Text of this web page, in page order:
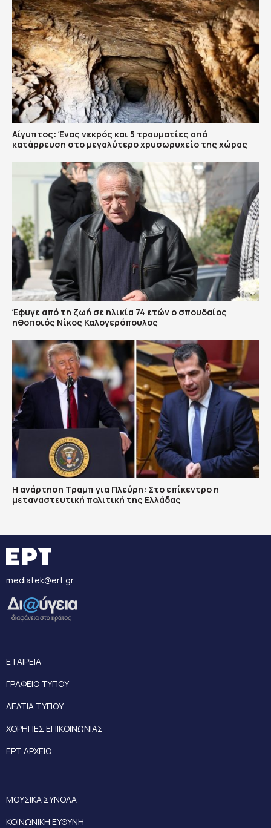
Αίγυπτος: Ένας νεκρός και 5 τραυματίες από
κατάρρευση στο μεγαλύτερο χρυσωρυχείο της χώρας
Έφυγε από τη ζωή σε ηλικία 74 ετών ο σπουδαίος
ηθοποιός Νίκος Καλογερόπουλος
Η ανάρτηση Τραμπ για Πλεύρη: Στο επίκεντρο η
μεταναστευτική πολιτική της Ελλάδας
mediatek@ert.gr
ΕΤΑΙΡΕΙΑ
ΓΡΑΦΕΙΟ ΤΥΠΟΥ
ΔΕΛΤΙΑ ΤΥΠΟΥ
ΧΟΡΗΓΙΕΣ ΕΠΙΚΟΙΝΩΝΙΑΣ
ΕΡΤ ΑΡΧΕΙΟ
ΜΟΥΣΙΚΑ ΣΥΝΟΛΑ
ΚΟΙΝΩΝΙΚΗ ΕΥΘΥΝΗ